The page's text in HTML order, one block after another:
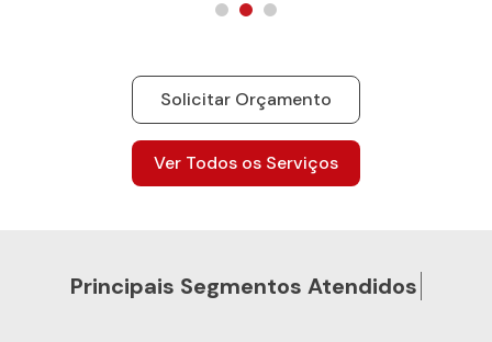
Solicitar Orçamento
Ver Todos os Serviços
Principais Segmentos Atendidos